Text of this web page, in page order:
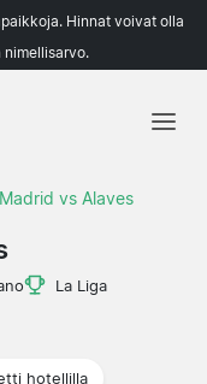
Hinnat voivat olla
nimellisarvo.
vs Alaves
La Liga
hotellilla